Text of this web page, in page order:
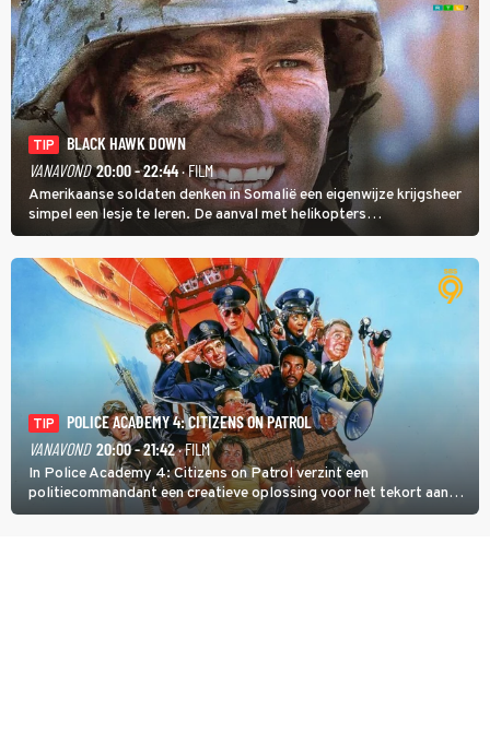
TIP
BLACK HAWK DOWN
VANAVOND 20:00 - 22:44· FILM
Amerikaanse soldaten denken in Somalië een eigenwijze krijgsheer
simpel een lesje te leren. De aanval met helikopters
verloopt in Black Hawk down dramatisch.
TIP
POLICE ACADEMY 4: CITIZENS ON PATROL
VANAVOND 20:00 - 21:42· FILM
In Police Academy 4: Citizens on Patrol verzint een
politiecommandant een creatieve oplossing voor het tekort aan
agenten.